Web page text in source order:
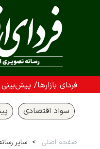
فردای بازارها/ پیش‌بینی ۷۶ خبره از اقتصاد و بازارها
سواد اقتصادی
صفحه اصلی سایر